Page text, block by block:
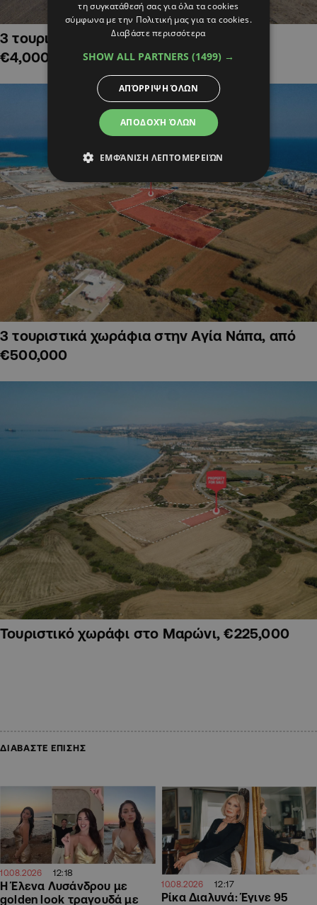
3 τουριστικά χωράφια στην Αλαμινό,
€4,000,000
3 τουριστικά χωράφια στην Αγία Νάπα, από
€500,000
Τουριστικό χωράφι στο Μαρώνι, €225,000
ΔΙΑΒΑΣΤΕ ΕΠΙΣΗΣ
10.08.2026 12:18
Η Έλενα Λυσάνδρου με
golden look τραγουδά με
10.08.2026 12:17
Ρίκα Διαλυνά: Έγινε 95
τη συγκατάθεσή σας για όλα τα cookies
σύμφωνα με την Πολιτική μας για τα cookies.
Διαβάστε περισσότερα
SHOW ALL PARTNERS (1499) →
ΑΠΟΔΟΧΉ ΌΛΩΝ
ΑΠΌΡΡΙΨΗ ΌΛΩΝ
ΕΜΦΆΝΙΣΗ ΛΕΠΤΟΜΕΡΕΙΏΝ